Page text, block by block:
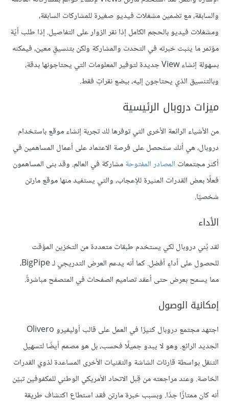
والسابقة، مع تضمين مشغلات فيديو صغيرة للمشاركات السابقة،
ومشغلات فيديو بالحجم الكامل إذا نقر الزوار على التفاصيل. إذا طلب أيّة
مؤتمر ما يثبت خبرته في التحدث والمشاركة ولكن بتنسيقٍ معين، فيمكنه
بسهولة إنشاء View جديدة لتوفير المعلومات التي يحتاجونها بدقة،
وبالتنسيق الذي يحتاجون إليه، ببضع نقراتٍ فقط.
ميزات دروبال الرئيسية
من الأشياء الرائعة الأخرى التي توفرها لك تجربة إنشاء موقع باستخدام
دروبال، هي أنك ستحصل على فرصة الاعتماد على أعمال المساهمين في
أكثر مجتمعات المصادر المفتوحةمشاركة في العالم. وقد بنى المساهمون
فعلًا بعض القدرات المثيرة للإعجاب، والتي يستفيد منها موقع مارتن
شخصيًا.
الأداء
لقد بُني دروبال لكي يستخدم طبقات متعددة من التخزين المؤقت
للحصول على أداءٍ أفضل. كما أنه يدعم العرض التدريجي لـ BigPipe،
مما يسمح بعرض حتى أعقد تصاميم الصفحات في المتصفح مباشرةً.
إمكانية الوصول
اجتهد مجتمع دروبال كثيرًا في العمل على قالب أوليفيرو Olivero
الجديد الرائع. وهو لا يبدو جميلًا فحسب، بل هو مصمم أيضًا لتسهيل
التنقل بواسطة قارئات الشاشة والتقنيات الأخرى المساعدة لذوي القدرات
الخاصة. وعند مراجعته من قِبل الاتحاد الأمريكي الوطني للمكفوفين تبيّن
أنه كان ممتازًا جدًا. وبسبب خبرة مارتن فقد استطاع اكتشاف طريقة